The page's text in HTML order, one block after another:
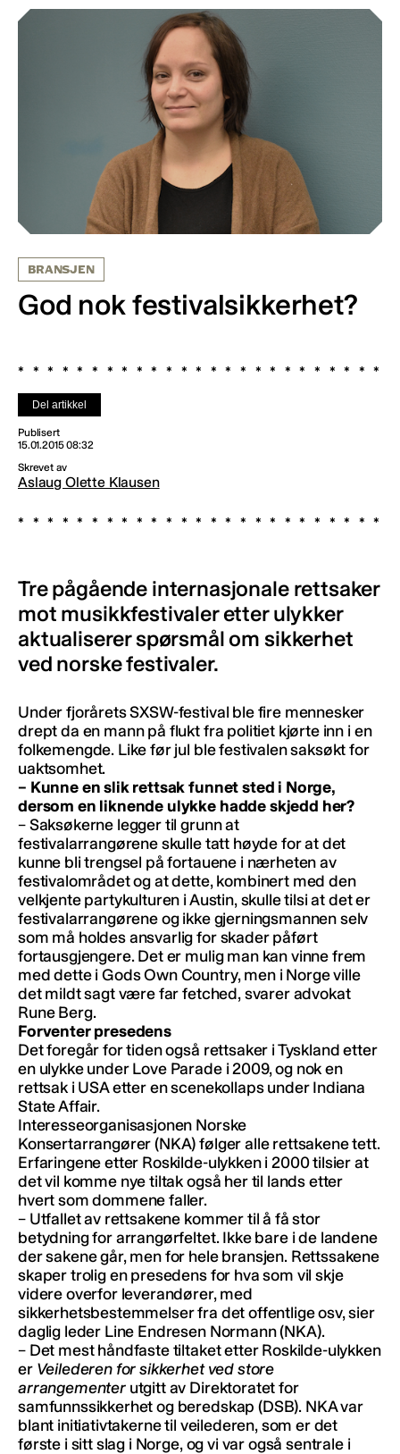
BRANSJEN
God nok festivalsikkerhet?
Del artikkel
Publisert
15.01.2015 08:32
Skrevet av
Aslaug Olette Klausen
Tre pågående internasjonale rettsaker
mot musikkfestivaler etter ulykker
aktualiserer spørsmål om sikkerhet
ved norske festivaler.
Under fjorårets SXSW-festival ble fire mennesker
drept da en mann på flukt fra politiet kjørte inn i en
folkemengde. Like før jul ble festivalen saksøkt for
uaktsomhet.
– Kunne en slik rettsak funnet sted i Norge,
dersom en liknende ulykke hadde skjedd her?
– Saksøkerne legger til grunn at
festivalarrangørene skulle tatt høyde for at det
kunne bli trengsel på fortauene i nærheten av
festivalområdet og at dette, kombinert med den
velkjente partykulturen i Austin, skulle tilsi at det er
festivalarrangørene og ikke gjerningsmannen selv
som må holdes ansvarlig for skader påført
fortausgjengere. Det er mulig man kan vinne frem
med dette i Gods Own Country, men i Norge ville
det mildt sagt være far fetched, svarer advokat
Rune Berg.
Forventer presedens
Det foregår for tiden også rettsaker i Tyskland etter
en ulykke under Love Parade i 2009, og nok en
rettsak i USA etter en scenekollaps under Indiana
State Affair.
Interesseorganisasjonen Norske
Konsertarrangører (NKA) følger alle rettsakene tett.
Erfaringene etter Roskilde-ulykken i 2000 tilsier at
det vil komme nye tiltak også her til lands etter
hvert som dommene faller.
– Utfallet av rettsakene kommer til å få stor
betydning for arrangørfeltet. Ikke bare i de landene
der sakene går, men for hele bransjen. Rettssakene
skaper trolig en presedens for hva som vil skje
videre overfor leverandører, med
sikkerhetsbestemmelser fra det offentlige osv, sier
daglig leder Line Endresen Normann (NKA).
– Det mest håndfaste tiltaket etter Roskilde-ulykken
er Veilederen for sikkerhet ved store
arrangementer utgitt av Direktoratet for
samfunnssikkerhet og beredskap (DSB). NKA var
blant initiativtakerne til veilederen, som er det
første i sitt slag i Norge, og vi var også sentrale i